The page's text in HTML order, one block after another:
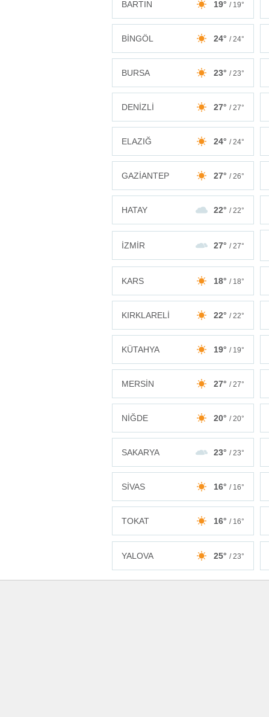
BARTIN 19° / 19°
BİNGÖL 24° / 24°
BURSA 23° / 23°
DENİZLİ 27° / 27°
ELAZIĞ 24° / 24°
GAZİANTEP 27° / 26°
HATAY 22° / 22°
İZMİR 27° / 27°
KARS 18° / 18°
KIRKLARELİ 22° / 22°
KÜTAHYA 19° / 19°
MERSİN 27° / 27°
NİĞDE 20° / 20°
SAKARYA 23° / 23°
SİVAS 16° / 16°
TOKAT 16° / 16°
YALOVA 25° / 23°